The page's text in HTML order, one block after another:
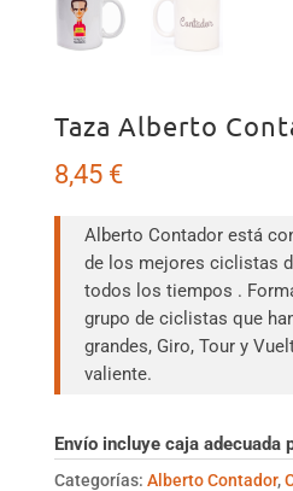
Taza Alberto
8,45 €
Alberto Contador está
de los mejores ciclistas
todos los tiempos .
grupo de ciclistas que
grandes, Giro, Tour y
valiente.
Envío incluye caja adecuada
Categorías: Alberto Contador,